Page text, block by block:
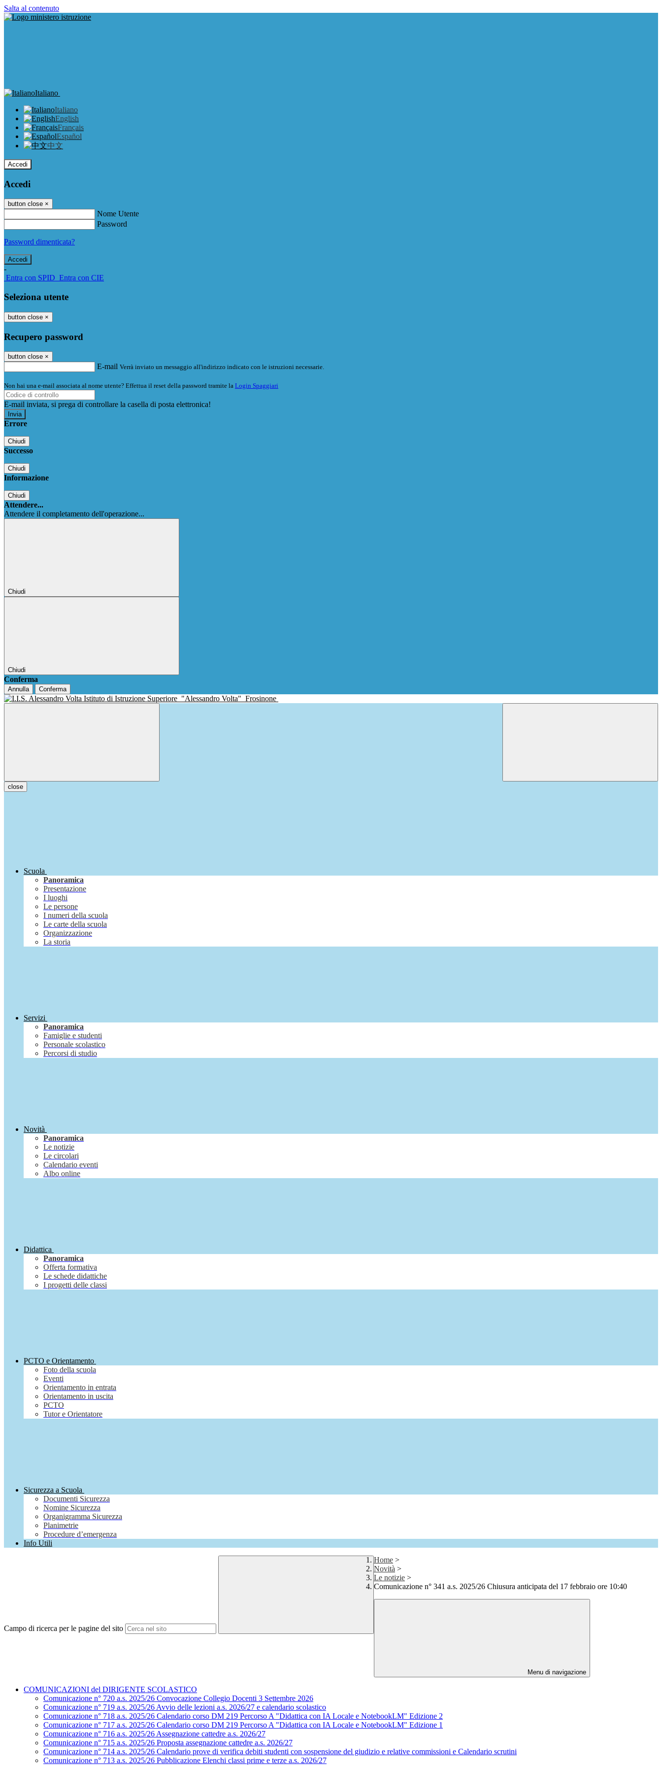
Salta al contenuto
Italiano
Italiano
English
Français
Español
中文
Accedi
Accedi
button close ×
Nome Utente
Password
Password dimenticata?
-
Entra con SPID Entra con CIE
Seleziona utente
button close ×
Recupero password
button close ×
E-mail Verrà inviato un messaggio all'indirizzo indicato con le istruzioni necessarie.
Non hai una e-mail associata al nome utente? Effettua il reset della password tramite la Login Spaggiari
E-mail inviata, si prega di controllare la casella di posta elettronica!
Errore
Chiudi
Successo
Chiudi
Informazione
Chiudi
Attendere...
Attendere il completamento dell'operazione...
Chiudi
Chiudi
Conferma
Annulla Conferma
Istituto di Istruzione Superiore "Alessandro Volta" Frosinone
close
Scuola
Panoramica
Presentazione
I luoghi
Le persone
I numeri della scuola
Le carte della scuola
Organizzazione
La storia
Servizi
Panoramica
Famiglie e studenti
Personale scolastico
Percorsi di studio
Novità
Panoramica
Le notizie
Le circolari
Calendario eventi
Albo online
Didattica
Panoramica
Offerta formativa
Le schede didattiche
I progetti delle classi
PCTO e Orientamento
Foto della scuola
Eventi
Orientamento in entrata
Orientamento in uscita
PCTO
Tutor e Orientatore
Sicurezza a Scuola
Documenti Sicurezza
Nomine Sicurezza
Organigramma Sicurezza
Planimetrie
Procedure d’emergenza
Info Utili
Campo di ricerca per le pagine del sito
Home >
Novità >
Le notizie >
Comunicazione n° 341 a.s. 2025/26 Chiusura anticipata del 17 febbraio ore 10:40
Menu di navigazione
COMUNICAZIONI del DIRIGENTE SCOLASTICO
Comunicazione n° 720 a.s. 2025/26 Convocazione Collegio Docenti 3 Settembre 2026
Comunicazione n° 719 a.s. 2025/26 Avvio delle lezioni a.s. 2026/27 e calendario scolastico
Comunicazione n° 718 a.s. 2025/26 Calendario corso DM 219 Percorso A "Didattica con IA Locale e NotebookLM" Edizione 2
Comunicazione n° 717 a.s. 2025/26 Calendario corso DM 219 Percorso A "Didattica con IA Locale e NotebookLM" Edizione 1
Comunicazione n° 716 a.s. 2025/26 Assegnazione cattedre a.s. 2026/27
Comunicazione n° 715 a.s. 2025/26 Proposta assegnazione cattedre a.s. 2026/27
Comunicazione n° 714 a.s. 2025/26 Calendario prove di verifica debiti studenti con sospensione del giudizio e relative commissioni e Calendario scrutini
Comunicazione n° 713 a.s. 2025/26 Pubblicazione Elenchi classi prime e terze a.s. 2026/27